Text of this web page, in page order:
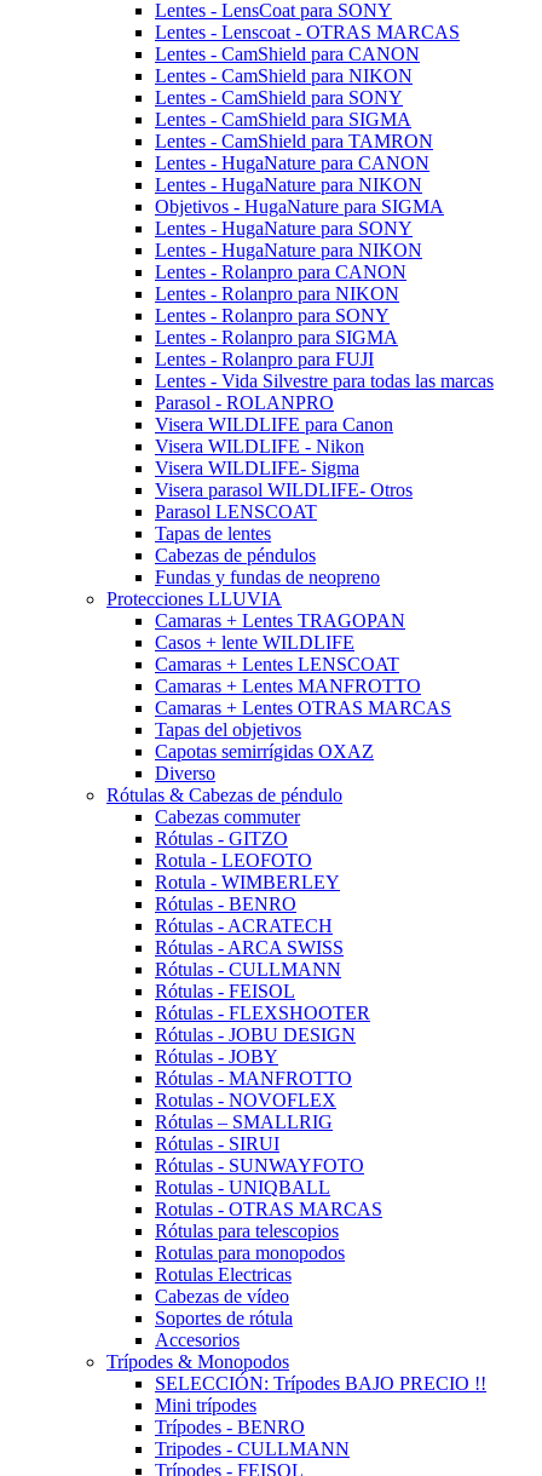
Lentes - LensCoat para SONY
Lentes - Lenscoat - OTRAS MARCAS
Lentes - CamShield para CANON
Lentes - CamShield para NIKON
Lentes - CamShield para SONY
Lentes - CamShield para SIGMA
Lentes - CamShield para TAMRON
Lentes - HugaNature para CANON
Lentes - HugaNature para NIKON
Objetivos - HugaNature para SIGMA
Lentes - HugaNature para SONY
Lentes - HugaNature para NIKON
Lentes - Rolanpro para CANON
Lentes - Rolanpro para NIKON
Lentes - Rolanpro para SONY
Lentes - Rolanpro para SIGMA
Lentes - Rolanpro para FUJI
Lentes - Vida Silvestre para todas las marcas
Parasol - ROLANPRO
Visera WILDLIFE para Canon
Visera WILDLIFE - Nikon
Visera WILDLIFE- Sigma
Visera parasol WILDLIFE- Otros
Parasol LENSCOAT
Tapas de lentes
Cabezas de péndulos
Fundas y fundas de neopreno
Protecciones LLUVIA
Camaras + Lentes TRAGOPAN
Casos + lente WILDLIFE
Camaras + Lentes LENSCOAT
Camaras + Lentes MANFROTTO
Camaras + Lentes OTRAS MARCAS
Tapas del objetivos
Capotas semirrígidas OXAZ
Diverso
Rótulas & Cabezas de péndulo
Cabezas commuter
Rótulas - GITZO
Rotula - LEOFOTO
Rotula - WIMBERLEY
Rótulas - BENRO
Rótulas - ACRATECH
Rótulas - ARCA SWISS
Rótulas - CULLMANN
Rótulas - FEISOL
Rótulas - FLEXSHOOTER
Rótulas - JOBU DESIGN
Rótulas - JOBY
Rótulas - MANFROTTO
Rotulas - NOVOFLEX
Rótulas – SMALLRIG
Rótulas - SIRUI
Rótulas - SUNWAYFOTO
Rotulas - UNIQBALL
Rotulas - OTRAS MARCAS
Rótulas para telescopios
Rotulas para monopodos
Rotulas Electricas
Cabezas de vídeo
Soportes de rótula
Accesorios
Trípodes & Monopodos
SELECCIÓN: Trípodes BAJO PRECIO !!
Mini trípodes
Trípodes - BENRO
Tripodes - CULLMANN
Trípodes - FEISOL